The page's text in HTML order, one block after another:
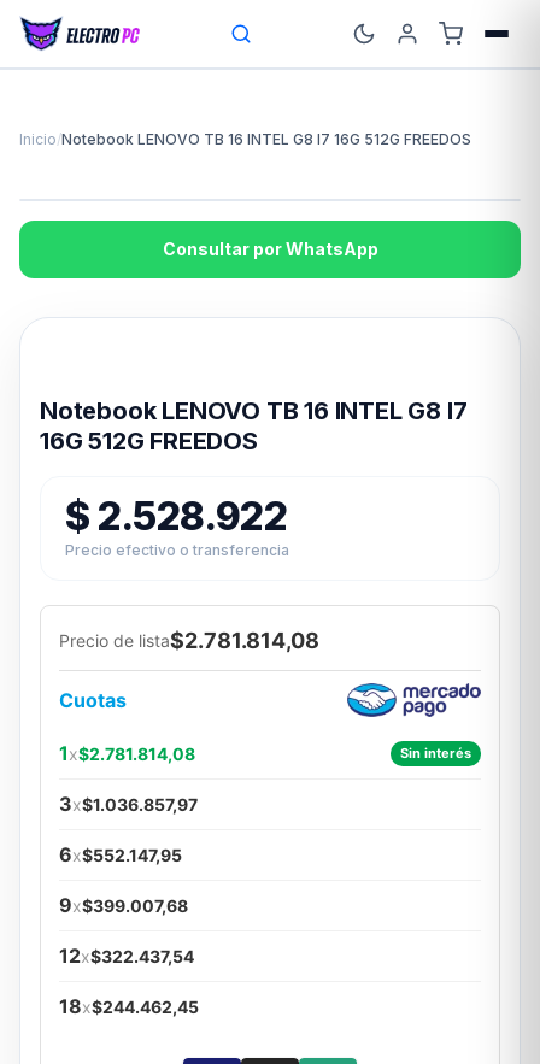
Inicio/Notebook LENOVO TB 16 INTEL G8 I7 16G 512G FREEDOS
Consultar por WhatsApp
Notebook LENOVO TB 16 INTEL G8 I7
16G 512G FREEDOS
$ 2.528.922
Precio efectivo o transferencia
Precio de lista$2.781.814,08
Cuotas
1x$2.781.814,08 Sin interés
3x$1.036.857,97
6x$552.147,95
9x$399.007,68
12x$322.437,54
18x$244.462,45